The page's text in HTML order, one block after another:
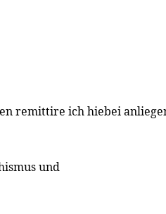
remittire ich hiebei
und